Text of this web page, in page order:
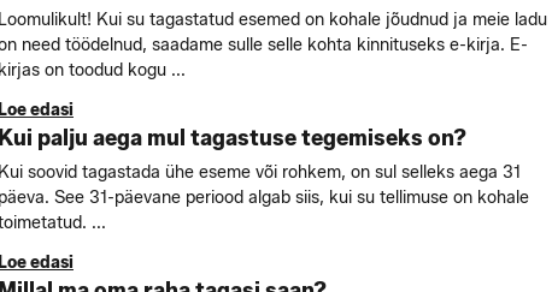
Loomulikult! Kui su tagastatud esemed on kohale jõudnud ja meie ladu
need töödelnud, saadame sulle selle kohta kinnituseks e-kirja. E-
kirjas on toodud kogu ...
Loe edasi
Kui palju aega mul tagastuse tegemiseks on?
Kui soovid tagastada ühe eseme või rohkem, on sul selleks aega 31
päeva. See 31-päevane periood algab siis, kui su tellimuse on kohale
...
Loe edasi